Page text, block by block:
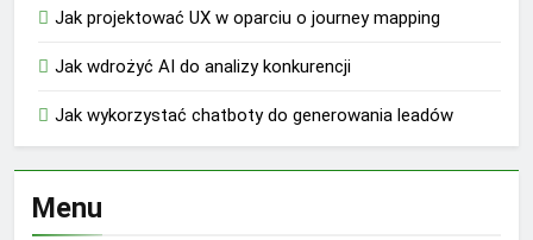
Jak projektować UX w oparciu o journey mapping
Jak wdrożyć AI do analizy konkurencji
Jak wykorzystać chatboty do generowania leadów
Menu